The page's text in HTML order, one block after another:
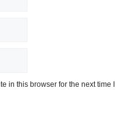
in this browser for the next time I